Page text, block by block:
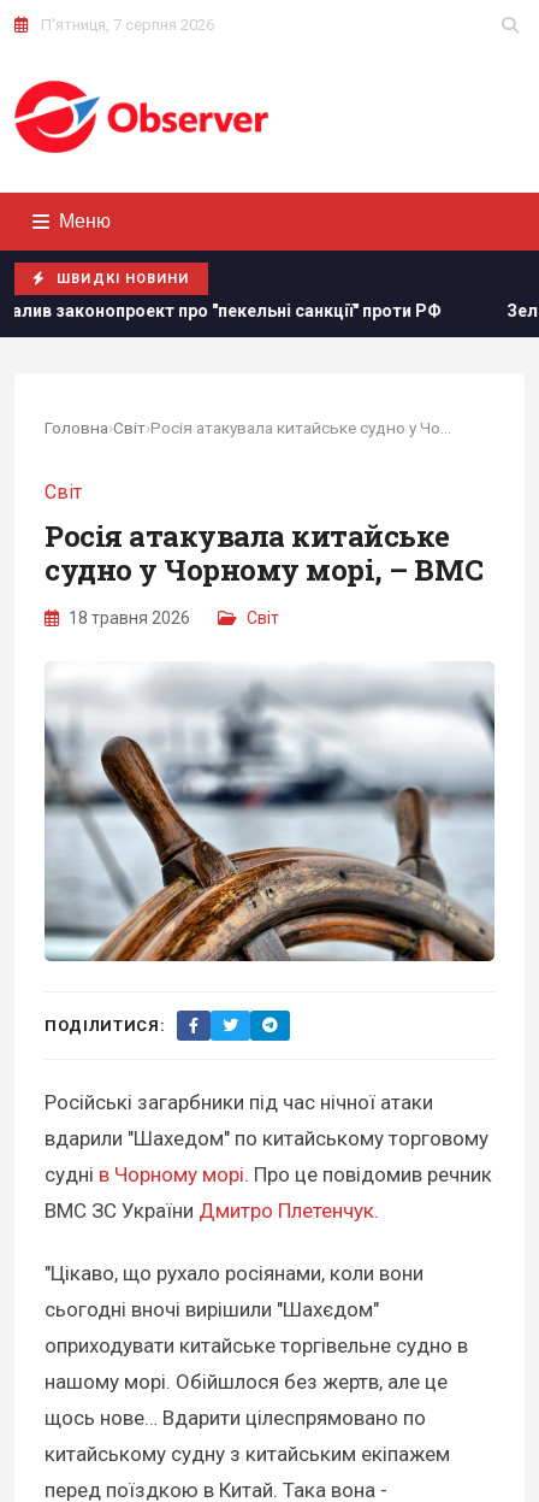
П'ятниця, 7 серпня 2026
Меню
ШВИДКІ НОВИНИ
про "пекельні санкції" проти РФ Зеленський прибув
Головна›Світ›
Світ
Росія атакувала китайське
судно у Чорному морі, – ВМС
18 травня 2026 Світ
ПОДІЛИТИСЯ:
Російські загарбники під час нічної атаки
вдарили "Шахедом" по китайському торговому
судні в Чорному морі. Про це повідомив речник
ВМС ЗС України Дмитро Плетенчук.
"Цікаво, що рухало росіянами, коли вони
сьогодні вночі вирішили "Шахєдом"
оприходувати китайське торгівельне судно в
нашому морі. Обійшлося без жертв, але це
щось нове… Вдарити цілеспрямовано по
китайському судну з китайським екіпажем
перед поїздкою в Китай. Така вона -